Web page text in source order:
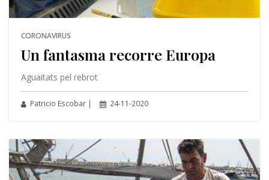
CORONAVIRUS
Un fantasma recorre Europa
Aguaitats pel rebrot
Patricio Escobar | 24-11-2020